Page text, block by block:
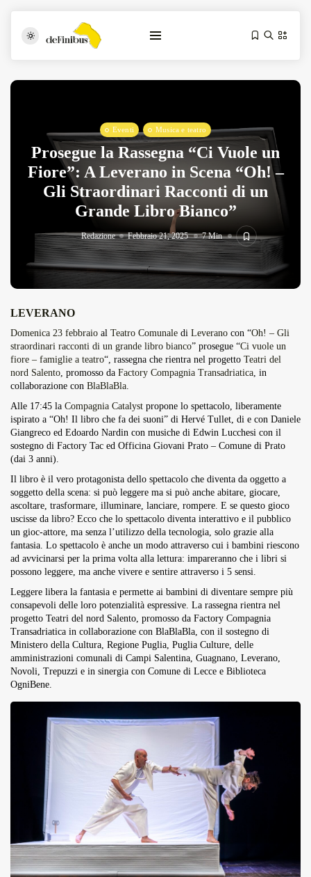
Iosonouncane A Lecce: Concerto Acustico...
Luglio 17, 2026 13 Min
Tarantarte Al Festival De Fès...
15 Min
Eventi Musica e teatro
Prosegue la Rassegna “Ci Vuole un
Fiore”: A Leverano in Scena “Oh! –
Gli Straordinari Racconti di un
Grande Libro Bianco”
Redazione Febbraio 21, 2025 7 Min
LEVERANO
Domenica 23 febbraio al Teatro Comunale di Leverano con “Oh! – Gli
straordinari racconti di un grande libro bianco” prosegue “Ci vuole un
fiore – famiglie a teatro“, rassegna che rientra nel progetto Teatri del
nord Salento, promosso da Factory Compagnia Transadriatica, in
collaborazione con BlaBlaBla.
Alle 17:45 la Compagnia Catalyst propone lo spettacolo, liberamente
ispirato a “Oh! Il libro che fa dei suoni” di Hervé Tullet, di e con Daniele
Giangreco ed Edoardo Nardin con musiche di Edwin Lucchesi con il
sostegno di Factory Tac ed Officina Giovani Prato – Comune di Prato
(dai 3 anni).
Il libro è il vero protagonista dello spettacolo che diventa da oggetto a
soggetto della scena: si può leggere ma si può anche abitare, giocare,
ascoltare, trasformare, illuminare, lanciare, rompere. E se questo gioco
uscisse da libro? Ecco che lo spettacolo diventa interattivo e il pubblico
un gioc-attore, ma senza l’utilizzo della tecnologia, solo grazie alla
fantasia. Lo spettacolo è anche un modo attraverso cui i bambini riescono
ad avvicinarsi per la prima volta alla lettura: impareranno che i libri si
possono leggere, ma anche vivere e sentire attraverso i 5 sensi.
Leggere libera la fantasia e permette ai bambini di diventare sempre più
consapevoli delle loro potenzialità espressive. La rassegna rientra nel
progetto Teatri del nord Salento, promosso da Factory Compagnia
Transadriatica in collaborazione con BlaBlaBla, con il sostegno di
Ministero della Cultura, Regione Puglia, Puglia Culture, delle
amministrazioni comunali di Campi Salentina, Guagnano, Leverano,
Novoli, Trepuzzi e in sinergia con Comune di Lecce e Biblioteca
OgniBene.